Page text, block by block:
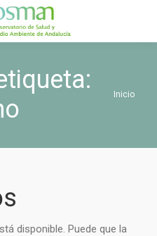
Estás aquí:
Inicio
disponible. Puede que la